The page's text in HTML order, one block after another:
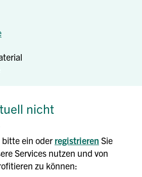
nicht
bitte ein oder registrieren Sie
Services nutzen und von
zu können: